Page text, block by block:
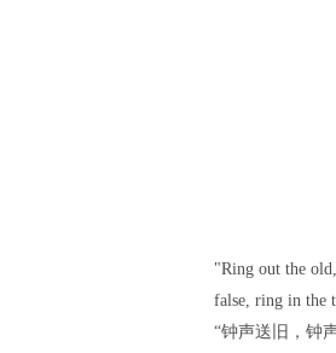
"Ring out the
false, ring in the
“钟声送旧，钟